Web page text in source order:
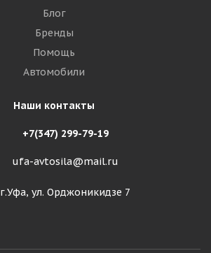
Блог
Бренды
Помощь
Автомобили
Наши контакты
+7(347) 299-79-19
ufa-avtosila@mail.ru
г.Уфа, ул. Орджоникидзе 7